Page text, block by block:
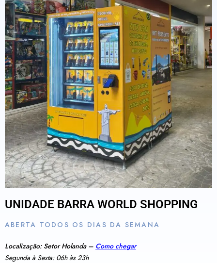
UNIDADE BARRA WORLD SHOPPING
ABERTA TODOS OS DIAS DA SEMANA
Localização: Setor Holanda – Como chegar
Segunda à Sexta: 06h às 23h